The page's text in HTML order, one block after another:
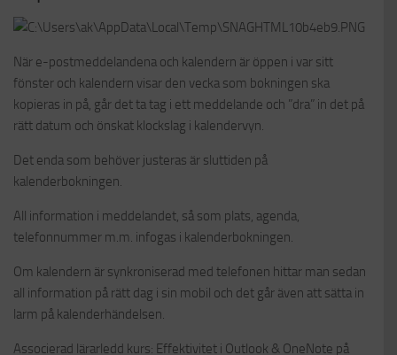
När e-postmeddelandena och kalendern är öppen i var sitt
fönster och kalendern visar den vecka som bokningen ska
kopieras in på, går det ta tag i ett meddelande och ”dra” in det på
rätt datum och önskat klockslag i kalendervyn.
Det enda som behöver justeras är sluttiden på
kalenderbokningen.
All information i meddelandet, så som plats, agenda,
telefonnummer m.m. infogas i kalenderbokningen.
Om kalendern är synkroniserad med telefonen hittar man sedan
all information på rätt dag i sin mobil och det går även att sätta in
larm på kalenderhändelsen.
Associerad lärarledd kurs: Effektivitet i Outlook & OneNote på